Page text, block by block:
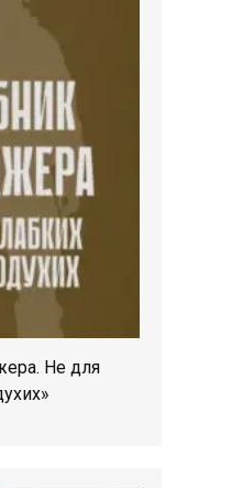
Не для